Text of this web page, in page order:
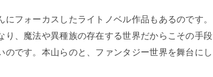
フォーカスしたライトノベル作品もあるのです。
、魔法や異種族の存在する世界だからこその手段
です。本山らのと、ファンタジー世界を舞台にし